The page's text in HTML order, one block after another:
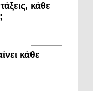
κάθε
κάθε